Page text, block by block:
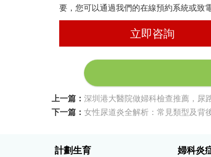
要，您可以通過我們的在線預約系統或致
立即咨詢
上一篇： 深圳港大醫院做婦科檢查推薦，尿
下一篇： 女性尿道炎全解析：常見類型及背
計劃生育 婦科炎